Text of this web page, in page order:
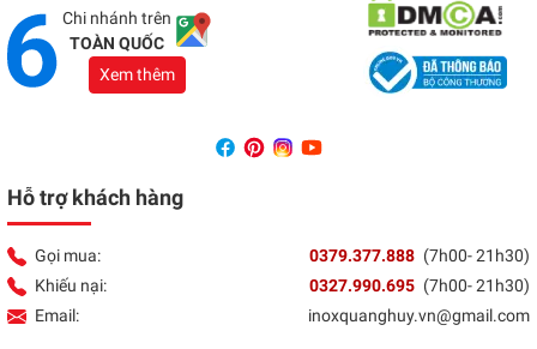
Chi nhánh trên
TOÀN QUỐC
Xem thêm
Hỗ trợ khách hàng
Gọi mua: 0379.377.888 (7h00- 21h30)
Khiếu nại:
0327.990.695 (7h00- 21h30)
Email:
inoxquanghuy.vn@gmail.com